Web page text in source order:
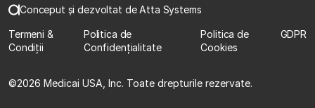
Conceput și dezvoltat de Atta Systems
Termeni &
Condiții
Politica de
Confidențialitate
Politica de
Cookies
GDPR
©2026 Medicai USA, Inc. Toate drepturile rezervate.